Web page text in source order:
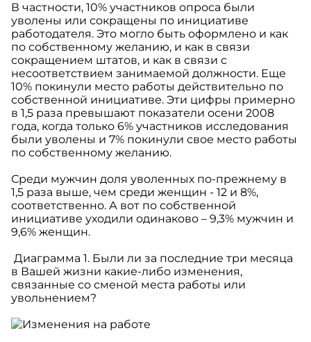
В частности, 10% участников опроса были
уволены или сокращены по инициативе
работодателя. Это могло быть оформлено и как
по собственному желанию, и как в связи
сокращением штатов, и как в связи с
несоответствием занимаемой должности. Еще
10% покинули место работы действительно по
собственной инициативе. Эти цифры примерно
в 1,5 раза превышают показатели осени 2008
года, когда только 6% участников исследования
были уволены и 7% покинули свое место работы
по собственному желанию.
Среди мужчин доля уволенных по-прежнему в
1,5 раза выше, чем среди женщин - 12 и 8%,
соответственно. А вот по собственной
инициативе уходили одинаково – 9,3% мужчин и
9,6% женщин.
Диаграмма 1. Были ли за последние три месяца
в Вашей жизни какие-либо изменения,
связанные со сменой места работы или
увольнением?